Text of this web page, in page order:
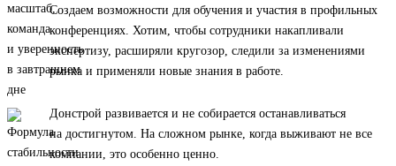
Создаем возможности для обучения и участия в профильных
конференциях. Хотим, чтобы сотрудники накапливали
экспертизу, расширяли кругозор, следили за изменениями
рынка и применяли новые знания в работе.
Донстрой развивается и не собирается останавливаться
на достигнутом. На сложном рынке, когда выживают не все
компании, это особенно ценно.